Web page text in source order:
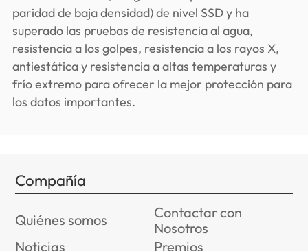
paridad de baja densidad) de nivel SSD y ha
superado las pruebas de resistencia al agua,
resistencia a los golpes, resistencia a los rayos X,
antiestática y resistencia a altas temperaturas y
frío extremo para ofrecer la mejor protección para
los datos importantes.
Compañía
Quiénes somos
Contactar con
Nosotros
Noticias
Premios